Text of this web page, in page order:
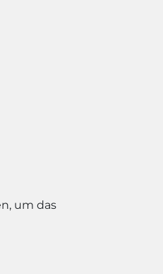
um das